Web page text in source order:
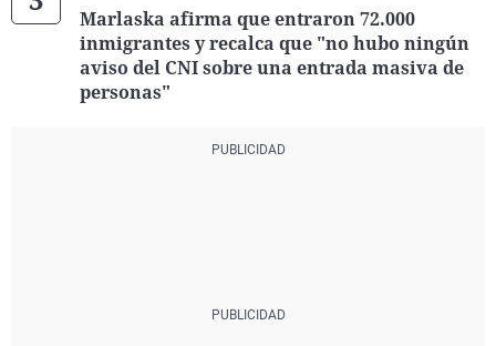
Marlaska afirma que entraron 72.000
inmigrantes y recalca que "no hubo ningún
aviso del CNI sobre una entrada masiva de
personas"